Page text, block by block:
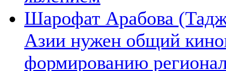
Шарофат Арабова
Азии нужен общий
формированию